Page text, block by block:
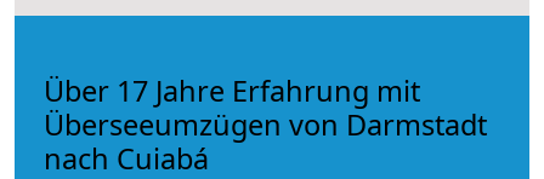
Über 17 Jahre Erfahrung mit
Überseeumzügen von Darmstadt
nach Cuiabá